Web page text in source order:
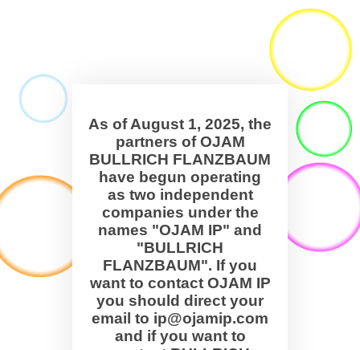
As of August 1, 2025, the
partners of OJAM
BULLRICH FLANZBAUM
have begun operating
as two independent
companies under the
names "OJAM IP" and
"BULLRICH
FLANZBAUM". If you
want to contact OJAM IP
you should direct your
email to ip@ojamip.com
and if you want to